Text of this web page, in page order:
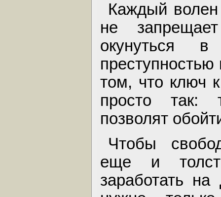
Каждый волен
не
окунуться
том, что ключ
просто так:
позволят
Чтобы
еще и
заработать